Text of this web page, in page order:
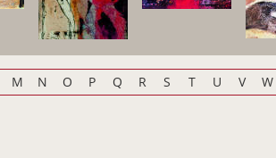
M N O P Q R S T U V W